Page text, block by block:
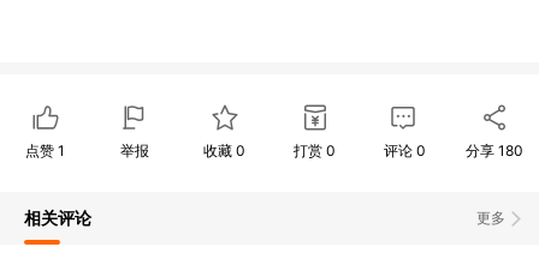
点赞 1 举报 收藏0 打赏 0 评论 0 分享 180
更多
相关评论